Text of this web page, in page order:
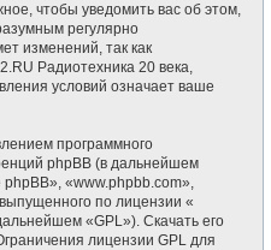
чтобы уведомить вас об этом,
регулярно
изменений, так как
Радиотехника 20 века,
условий означает ваше
программного
phpBB (в дальнейшем
«www.phpbb.com»,
по лицензии «
«GPL»). Скачать его
лицензии GPL для